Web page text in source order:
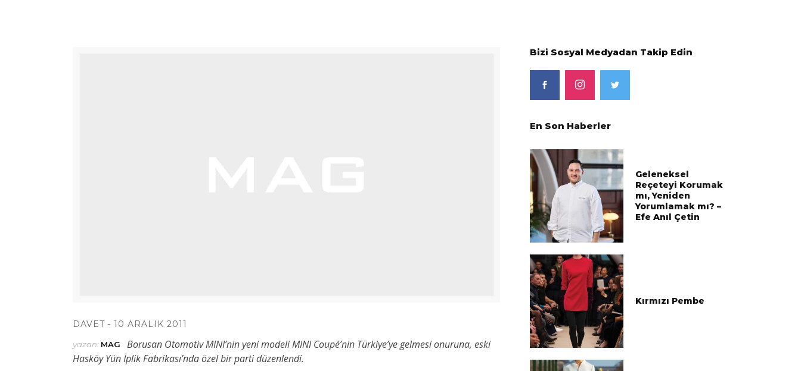
DAVET 10 ARALIK 2011
yazan: MAG Borusan Otomotiv MINI’nin yeni modeli MINI Coupé’nin Türkiye’ye gelmesi onuruna, eski
Hasköy Yün İplik Fabrikası’nda özel bir parti düzenlendi.
Bizi Sosyal Medyadan Takip Edin
En Son Haberler
Geleneksel
Reçeteyi Korumak
mı, Yeniden
Yorumlamak mı? –
Efe Anıl Çetin
Kırmızı Pembe